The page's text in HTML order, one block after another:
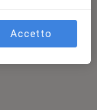
Accetto